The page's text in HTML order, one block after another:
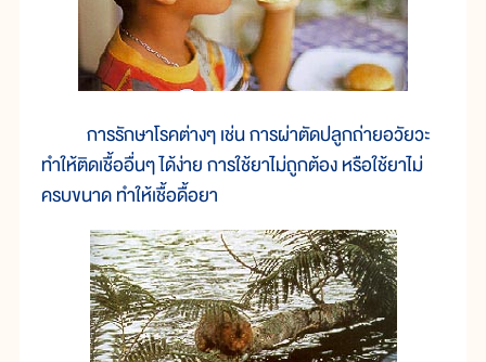
การรักษาโรคต่างๆ เช่น การผ่าตัดปลูกถ่ายอวัยวะ
ทำให้ติดเชื้ออื่นๆ ได้ง่าย การใช้ยาไม่ถูกต้อง หรือใช้ยาไม่
ครบขนาด ทำให้เชื้อดื้อยา